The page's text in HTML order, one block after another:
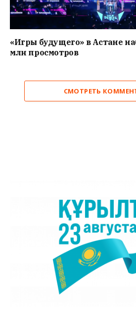
«Игры будущего» в Астане
млн просмотров
СМОТРЕТЬ